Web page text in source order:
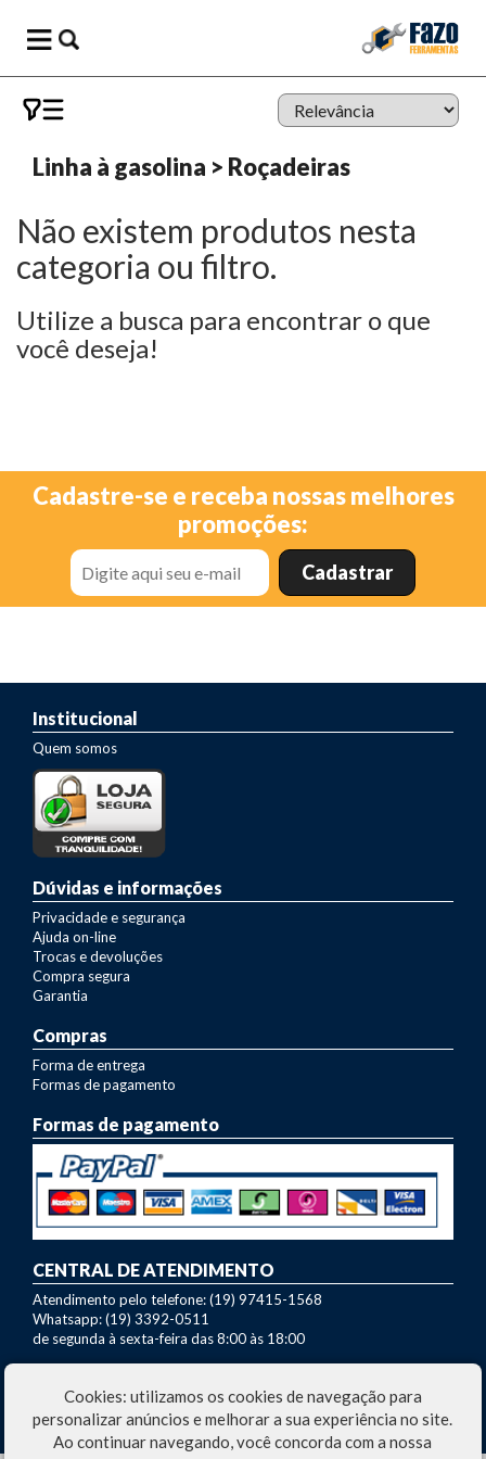
Linha à gasolina > Roçadeiras
Não existem produtos nesta
categoria ou filtro.
Utilize a busca para encontrar o que
você deseja!
Cadastre-se e receba nossas melhores
promoções:
Institucional
Quem somos
Dúvidas e informações
Privacidade e segurança
Ajuda on-line
Trocas e devoluções
Compra segura
Garantia
Compras
Forma de entrega
Formas de pagamento
Formas de pagamento
CENTRAL DE ATENDIMENTO
Atendimento pelo telefone: (19) 97415-1568
Whatsapp: (19) 3392-0511
de segunda à sexta-feira das 8:00 às 18:00
Entre em contato com nosso SAC:
marcio@fazo.com.br
Cookies: utilizamos os cookies de navegação para
personalizar anúncios e melhorar a sua experiência no site.
Ao continuar navegando, você concorda com a nossa